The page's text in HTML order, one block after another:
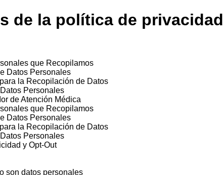
de la política de privacidad
que Recopilamos
Datos Personales
la Recopilación de Datos
Personales
de Atención Médica
que Recopilamos
Datos Personales
la Recopilación de Datos
Personales
y Opt-Out
son datos personales